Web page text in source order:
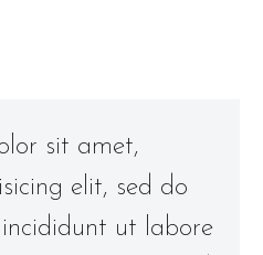
sit amet,
elit, sed do
ut labore